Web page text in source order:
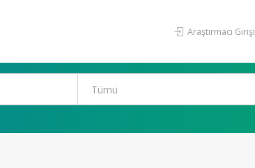
Araştırmacı Girişi